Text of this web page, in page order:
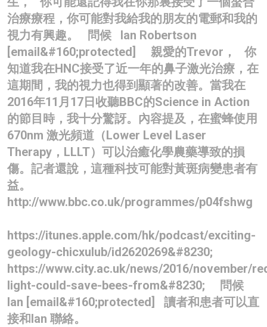
關於我們
治療療程，你可能對我給我的朋友的電郵和我的
視力有興趣。 問候 Ian Robertson
[email&#160;protected] 親愛的Trevor， 你
知道我在HNC接受了近一年的鼻子激光治療，在
這期間，我的視力也得到顯著的改善。當我在
2016年11月17日收聽BBC的Science in Action
的節目時，我十分驚訝。內容提及，在蜜蜂使用
670nm 激光頻道（Lower Level Laser
Therapy，LLLT）可以治癒化學農藥導致的損
傷。記者還說，這種科技可能對黃斑病變患者有
益。
http://www.bbc.co.uk/programmes/p04fshwg
https://itunes.apple.com/hk/podcast/exciting-
geology-chicxulub/id2620269&#8230;
https://www.city.ac.uk/news/2016/november/
light-could-save-bees-from&#8230; 問候
Ian [email&#160;protected] 讀者和患者可以直
接和Ian 聯絡。